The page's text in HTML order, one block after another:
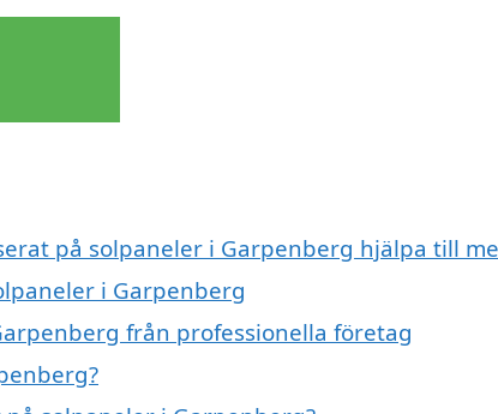
på solpaneler i Garpenberg hjälpa till
i Garpenberg
från professionella företag